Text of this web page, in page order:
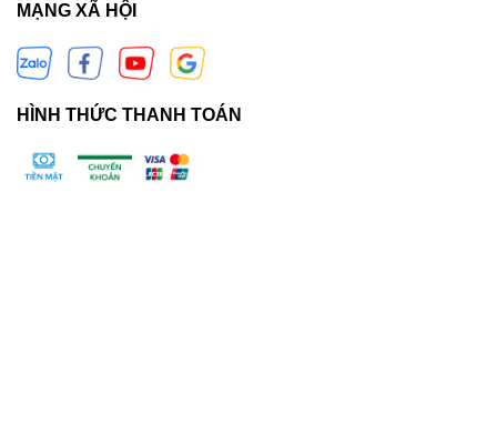
MẠNG XÃ HỘI
HÌNH THỨC THANH TOÁN